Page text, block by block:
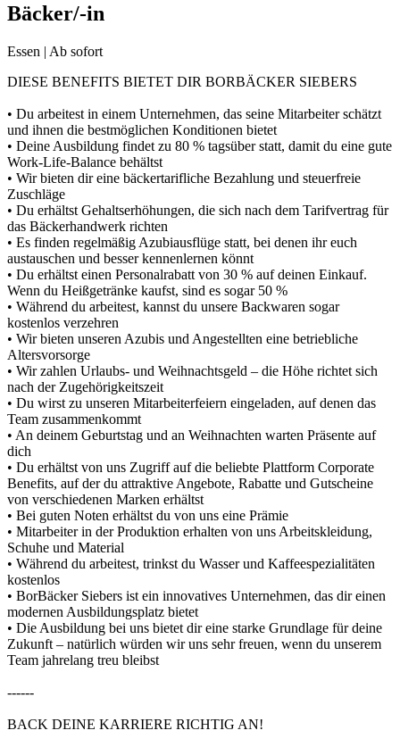
Bäcker/-in
Essen | Ab sofort
DIESE BENEFITS BIETET DIR BORBÄCKER SIEBERS
• Du arbeitest in einem Unternehmen, das seine Mitarbeiter schätzt
und ihnen die bestmöglichen Konditionen bietet
• Deine Ausbildung findet zu 80 % tagsüber statt, damit du eine gute
Work-Life-Balance behältst
• Wir bieten dir eine bäckertarifliche Bezahlung und steuerfreie
Zuschläge
• Du erhältst Gehaltserhöhungen, die sich nach dem Tarifvertrag für
das Bäckerhandwerk richten
• Es finden regelmäßig Azubiausflüge statt, bei denen ihr euch
austauschen und besser kennenlernen könnt
• Du erhältst einen Personalrabatt von 30 % auf deinen Einkauf.
Wenn du Heißgetränke kaufst, sind es sogar 50 %
• Während du arbeitest, kannst du unsere Backwaren sogar
kostenlos verzehren
• Wir bieten unseren Azubis und Angestellten eine betriebliche
Altersvorsorge
• Wir zahlen Urlaubs- und Weihnachtsgeld – die Höhe richtet sich
nach der Zugehörigkeitszeit
• Du wirst zu unseren Mitarbeiterfeiern eingeladen, auf denen das
Team zusammenkommt
• An deinem Geburtstag und an Weihnachten warten Präsente auf
dich
• Du erhältst von uns Zugriff auf die beliebte Plattform Corporate
Benefits, auf der du attraktive Angebote, Rabatte und Gutscheine
von verschiedenen Marken erhältst
• Bei guten Noten erhältst du von uns eine Prämie
• Mitarbeiter in der Produktion erhalten von uns Arbeitskleidung,
Schuhe und Material
• Während du arbeitest, trinkst du Wasser und Kaffeespezialitäten
kostenlos
• BorBäcker Siebers ist ein innovatives Unternehmen, das dir einen
modernen Ausbildungsplatz bietet
• Die Ausbildung bei uns bietet dir eine starke Grundlage für deine
Zukunft – natürlich würden wir uns sehr freuen, wenn du unserem
Team jahrelang treu bleibst
------
BACK DEINE KARRIERE RICHTIG AN!